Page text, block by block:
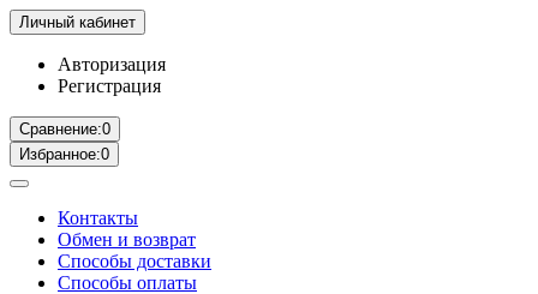
Личный кабинет
Авторизация
Регистрация
Сравнение:0
Избранное:0
Контакты
Обмен и возврат
Способы доставки
Способы оплаты